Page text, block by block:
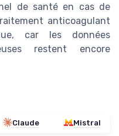
de santé en cas de
anticoagulant
car les données
restent encore
Claude Mistral